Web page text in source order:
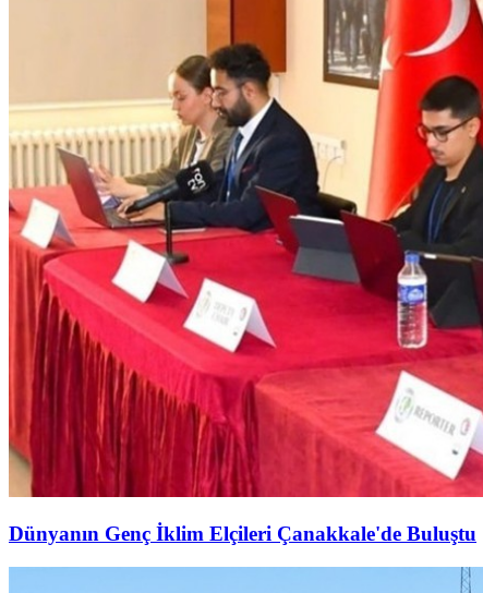
Dünyanın Genç İklim Elçileri Çanakkale'de Buluştu